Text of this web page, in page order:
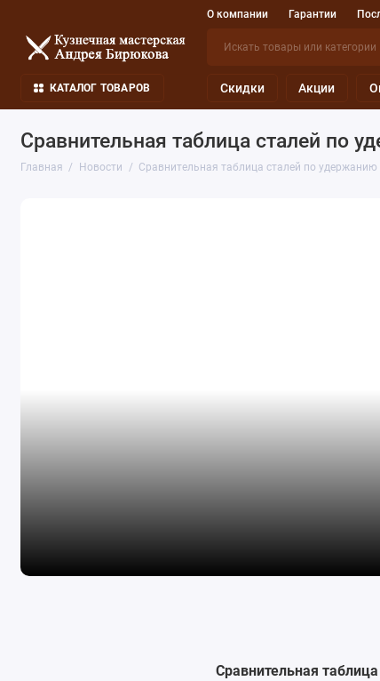
О компании Гарантии
КАТАЛОГ ТОВАРОВ Скидки Акции
Сравнительная таблица сталей по
Главная Новости Сравнительная таблица сталей по
Сравнительная